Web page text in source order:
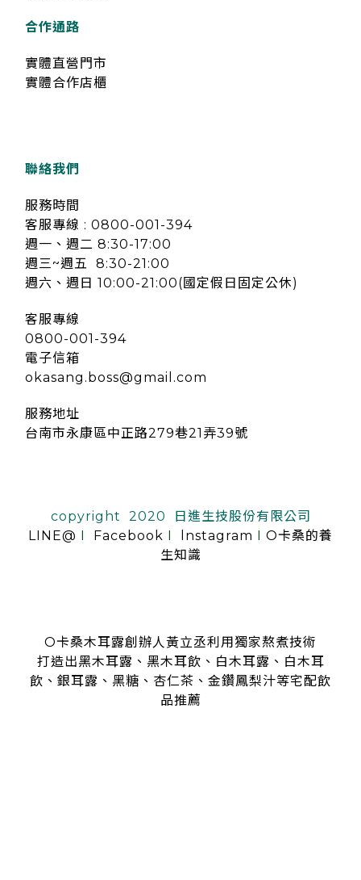
合作通路
實體直營門市
實體合作店櫃
聯絡我們
服務時間
客服專線 : 0800-001-394
週一、週二 8:30-17:00
週三~週五 8:30-21:00
週六、週日 10:00-21:00(國定假日固定公休)
客服專線
0800-001-394
電子信箱
okasang.boss@gmail.com
服務地址
台南市永康區中正路279巷21弄39號
copyright 2020 日進生技股份有限公司
LINE@
Facebook lnstagram
O卡桑的養
生知識
O卡桑木耳露創辦人黃立丞利用獨家熬煮技術
打造出黑木耳露、黑木耳飲、白木耳露、白木耳
飲、銀耳露、黑糖、杏仁茶、金鑽鳳梨汁等宅配飲
品推薦